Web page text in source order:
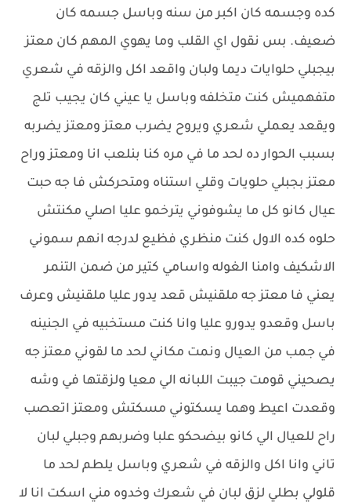
كده وجسمه كان اكبر من سنه وباسل جسمه كان
ضعيف. بس نقول اي القلب وما يهوي المهم كان معتز
بيجبلي حلوايات ديما ولبان واقعد اكل والزقه في شعري
متفهميش كنت متخلفه وباسل يا عيني كان يجيب تلج
ويقعد يعملي شعري ويروح يضرب معتز ومعتز يضربه
بسبب الحوار ده لحد ما في مره كنا بنلعب انا ومعتز وراح
معتز بجبلي حلويات وقلي استناه ومتحركش فا جه حبت
عيال كانو كل ما يشوفوني يترخمو عليا اصلي مكنتش
حلوه كده الاول كنت منظري فظيع لدرجه انهم سموني
الاشكيف وامنا الغوله واسامي كتير من ضمن التنمر
يعني فا معتز جه ملقنيش قعد يدور عليا ملقنيش وعرف
باسل وقعدو يدورو عليا وانا كنت مستخبيه في الجنينه
في جمب من العيال ونمت مكاني لحد ما لقوني معتز جه
يصحيني قومت جيبت اللبانه الي معيا ولزقتها في وشه
وقعدت اعيط وهما يسكتوني مسكتش ومعتز اتعصب
راح للعيال الي كانو بيضحكو علبا وضربهم وجبلي لبان
تاني وانا اكل والزقه في شعري وباسل يلطم لحد ما
قلولي بطلي لزق لبان في شعرك وخدوه مني اسكت انا لا